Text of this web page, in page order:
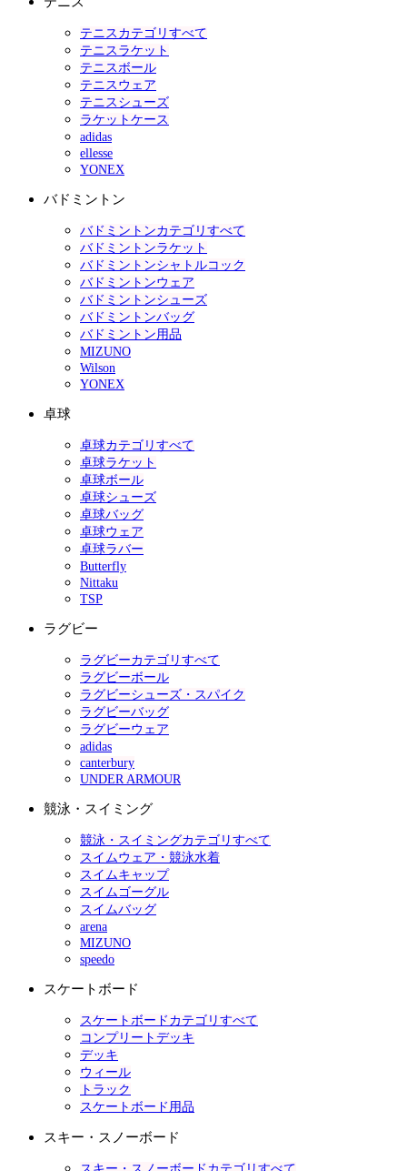
テニスカテゴリすべて
テニスラケット
テニスボール
テニスウェア
テニスシューズ
ラケットケース
adidas
ellesse
YONEX
バドミントン
バドミントンカテゴリすべて
バドミントンラケット
バドミントンシャトルコック
バドミントンウェア
バドミントンシューズ
バドミントンバッグ
バドミントン用品
MIZUNO
Wilson
YONEX
卓球
卓球カテゴリすべて
卓球ラケット
卓球ボール
卓球シューズ
卓球バッグ
卓球ウェア
卓球ラバー
Butterfly
Nittaku
TSP
ラグビー
ラグビーカテゴリすべて
ラグビーボール
ラグビーシューズ・スパイク
ラグビーバッグ
ラグビーウェア
adidas
canterbury
UNDER ARMOUR
競泳・スイミング
競泳・スイミングカテゴリすべて
スイムウェア・競泳水着
スイムキャップ
スイムゴーグル
スイムバッグ
arena
MIZUNO
speedo
スケートボード
スケートボードカテゴリすべて
コンプリートデッキ
デッキ
ウィール
トラック
スケートボード用品
スキー・スノーボード